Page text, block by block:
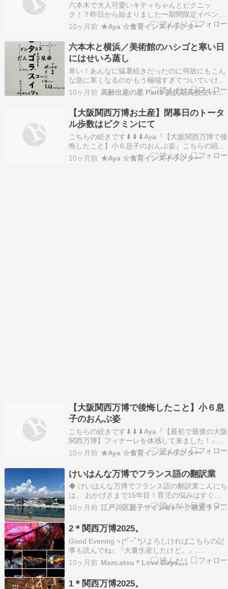
六本木で大人可愛いキティちゃんとピクニッ
ク！？昨日から始まりました〜期間限定イベン
ト〜「HELLO KITTY’S PICNIC GARDEN」ハロ
ーキティ｜やさしさで、つながろう。やさしさで
世界をつなぐ「ハローキティマップ」や、すなお
な気持ちが目覚めるふしぎなお庭「Hello…
10ヶ月前 ★Aya ☆食育インストラクター
六本木と横浜／美術館のハシゴと寒い日
にはせいろ蒸し
寒い！あんなに猛暑続きだったのに何故にもこん
な急に寒くなるのかもう極端すぎてついていけな
い昨日は寒い雨の中森美術館と横浜美術館へ美術
館のハシゴしました大屋根リングが好きすぎてま
た見に来てしまいました大人気の佐藤雅彦展夕方
からしか予約出来なくて閉館までI時間しかないと
いう短い時間…
10ヶ月前 高齢出産の星 Part5 反抗期高校生vs更年期母の日々
【大阪関西万博お土産】閉幕日のトータ
ル歩数はピクミンにて
こちらの続きです⬇︎⬇︎⬇︎Aya『【大阪関西万博で後
悔したこと】小６息子のおんぶ姿』こちらの続き
です⬇︎⬇︎⬇︎Aya『【最初で最後の大阪関西万博】フ
ィナーレを体感して来ました！』大阪関西万博の
10ヶ月前 ★Aya ☆食育インストラクター
【大阪関西万博で後悔したこと】小６息
子のおんぶ姿
こちらの続きです⬇︎⬇︎⬇︎Aya『【最初で最後の大阪
関西万博】フィナーレを体感して来ました！』大
阪関西万博のフィナーレを体感！2025/10/13大阪
関西万博閉幕日終わりが近づいて来て急遽 我が家
も行きたいねと盛り上がりバタバタとチケットを
GETして何…ameblo.jp予想…
10ヶ月前 ★Aya ☆食育インストラクター
けいはんな万博でフランス語の翻訳業
◆ けいはんな万博でフランス語の翻訳業こんにち
は。 おかげさまで15年目！育児の悩みはすぐ解
決！親子コンシェルジュのお教室 ラメールの細川
弓子です。 お教室一覧 / ３時間集中講座(初級講
座) / プロ講師養成講座 / お問合せ / 電話する/ メ
ルマガを読む大阪・関西万博、閉…
10ヶ月前 江戸川区親子サイン&トーク教室ラメール
2＊関西万博2025。
Good Eveningヽ⁠(⁠*ﾟ⁠ｰﾟ⁠*⁠)⁠ﾉよろしければこちらの記
事も読んでね↓ 『大量生産したけど。』
Hiヽ⁠(⁠*ﾟ⁠ｰﾟ⁠*⁠)⁠ﾉよろしければこちらの記事も読んで
ね↓ 『初体験もあって億劫だったけど無事終
了。』Good Eveningヽ⁠(⁠*ﾟ⁠ｰﾟ⁠…am…
10ヶ月前 Mam.atsu＊Love Days｡｡｡
1＊関西万博2025。